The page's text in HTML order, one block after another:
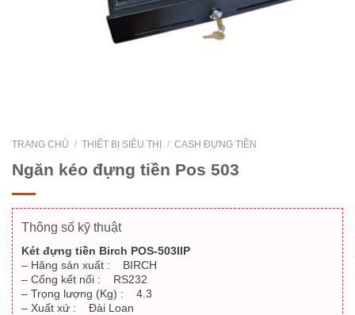
TRANG CHỦ / THIẾT BỊ SIÊU THỊ / CASH ĐỰNG TIỀN
Ngăn kéo đựng tiền Pos 503
Thông số kỹ thuật
Két đựng tiền Birch POS-503IIP
– Hãng sản xuất : BIRCH
– Cổng kết nối : RS232
– Trọng lượng (Kg) : 4.3
– Xuất xứ : Đài Loan